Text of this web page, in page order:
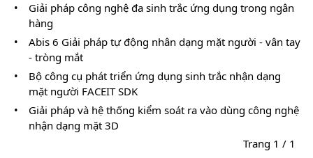
•
Giải pháp công nghệ đa sinh trắc ứng dụng trong ngân
hàng
•
Abis 6 Giải pháp tự động nhân dạng mặt người - vân tay
- tròng mắt
•
Bộ công cụ phát triển ứng dụng sinh trắc nhận dạng
mặt người FACEIT SDK
•
Giải pháp và hệ thống kiểm soát ra vào dùng công nghệ
nhận dạng mặt 3D
Trang 1 / 1